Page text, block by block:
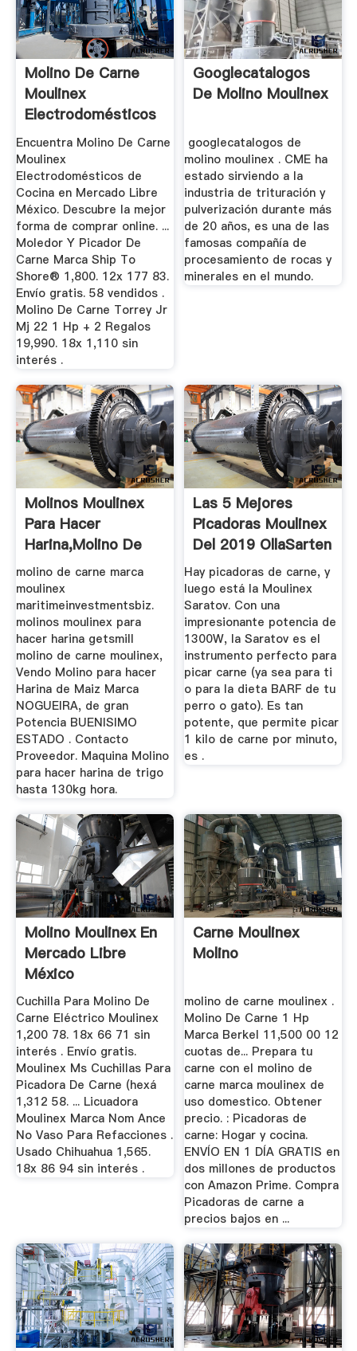
Molino De Carne
Moulinex
Electrodomésticos
De Cocina En ...
Encuentra Molino De Carne
Moulinex
Electrodomésticos de
Cocina en Mercado Libre
México. Descubre la mejor
forma de comprar online. ...
Moledor Y Picador De
Carne Marca Ship To
Shore® 1,800. 12x 177 83.
Envío gratis. 58 vendidos .
Molino De Carne Torrey Jr
Mj 22 1 Hp + 2 Regalos
19,990. 18x 1,110 sin
interés .
Googlecatalogos
De Molino Moulinex
googlecatalogos de
molino moulinex . CME ha
estado sirviendo a la
industria de trituración y
pulverización durante más
de 20 años, es una de las
famosas compañía de
procesamiento de rocas y
minerales en el mundo.
Molinos Moulinex
Para Hacer
Harina,molino De
Carne Marca ...
molino de carne marca
moulinex
maritimeinvestmentsbiz.
molinos moulinex para
hacer harina getsmill
molino de carne moulinex,
Vendo Molino para hacer
Harina de Maiz Marca
NOGUEIRA, de gran
Potencia BUENISIMO
ESTADO . Contacto
Proveedor. Maquina Molino
para hacer harina de trigo
hasta 130kg hora.
Las 5 Mejores
Picadoras Moulinex
Del 2019 OllaSarten
Hay picadoras de carne, y
luego está la Moulinex
Saratov. Con una
impresionante potencia de
1300W, la Saratov es el
instrumento perfecto para
picar carne (ya sea para ti
o para la dieta BARF de tu
perro o gato). Es tan
potente, que permite picar
1 kilo de carne por minuto,
es .
Molino Moulinex En
Mercado Libre
México
Cuchilla Para Molino De
Carne Eléctrico Moulinex
1,200 78. 18x 66 71 sin
interés . Envío gratis.
Moulinex Ms Cuchillas Para
Picadora De Carne (hexá
1,312 58. ... Licuadora
Moulinex Marca Nom Ance
No Vaso Para Refacciones .
Usado Chihuahua 1,565.
18x 86 94 sin interés .
Carne Moulinex
Molino
molino de carne moulinex .
Molino De Carne 1 Hp
Marca Berkel 11,500 00 12
cuotas de... Prepara tu
carne con el molino de
carne marca moulinex de
uso domestico. Obtener
precio. : Picadoras de
carne: Hogar y cocina.
ENVÍO EN 1 DÍA GRATIS en
dos millones de productos
con Amazon Prime. Compra
Picadoras de carne a
precios bajos en ...